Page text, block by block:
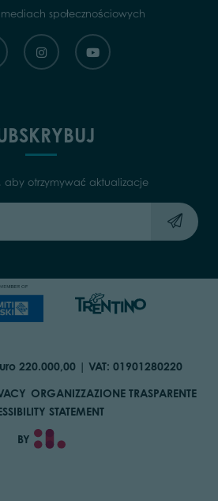
społecznościowych
aby otrzymywać aktualizacje
220.000,00 | VAT: 01901280220
ORGANIZZAZIONE TRASPARENTE
STATEMENT
BY